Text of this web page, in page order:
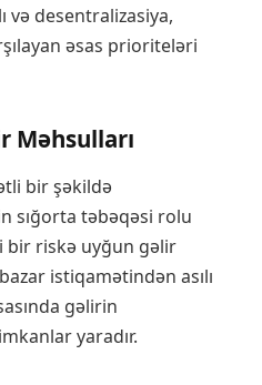
və desentralizasiya,
əsas prioriteləri
Məhsulları
bir şəkildə
sığorta təbəqəsi rolu
bir riskə uyğun gəlir
istiqamətindən asılı
gəlirin
yaradır.